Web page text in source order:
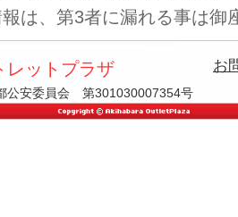
は、第3者に漏れる事は御
レットプラザ
公安委員会 第301030007354号
お